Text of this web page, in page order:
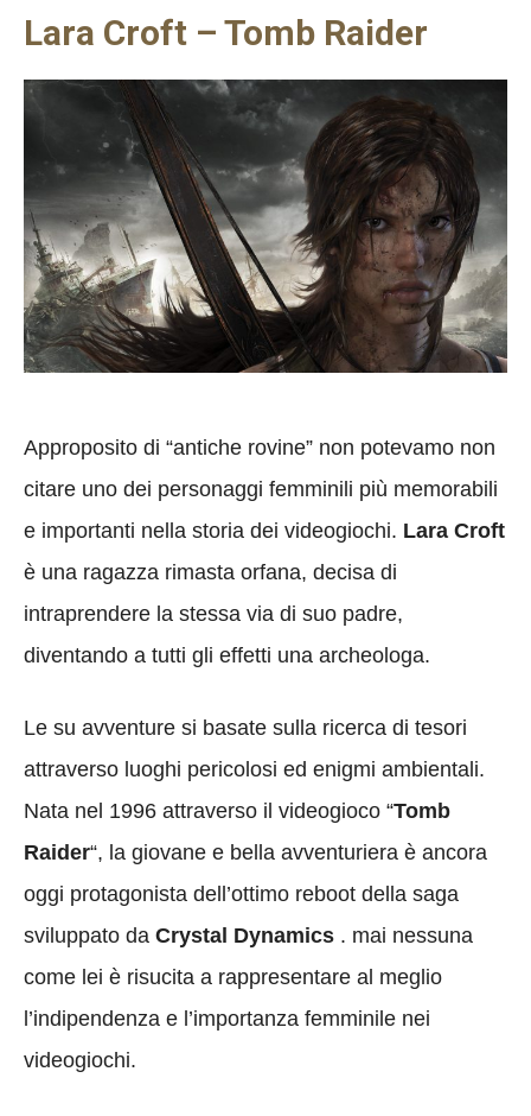
Lara Croft – Tomb Raider
Approposito di “antiche rovine” non potevamo non
citare uno dei personaggi femminili più memorabili
e importanti nella storia dei videogiochi. Lara Croft
è una ragazza rimasta orfana, decisa di
intraprendere la stessa via di suo padre,
diventando a tutti gli effetti una archeologa.
Le su avventure si basate sulla ricerca di tesori
attraverso luoghi pericolosi ed enigmi ambientali.
Nata nel 1996 attraverso il videogioco “Tomb
Raider“, la giovane e bella avventuriera è ancora
oggi protagonista dell’ottimo reboot della saga
sviluppato da Crystal Dynamics . mai nessuna
come lei è risucita a rappresentare al meglio
l’indipendenza e l’importanza femminile nei
videogiochi.